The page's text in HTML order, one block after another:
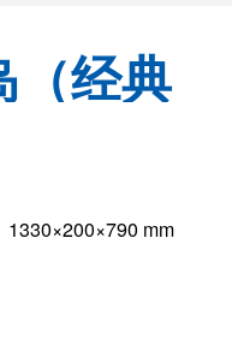
经典
mm